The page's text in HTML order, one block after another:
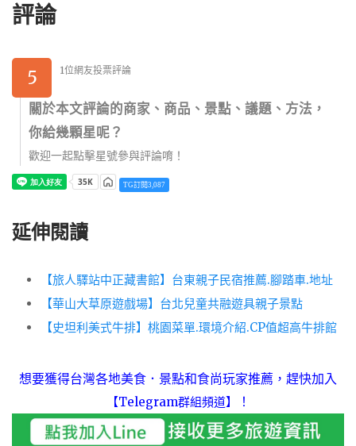
評論
5 1位網友投票評論
關於本文評論的商家、商品、景點、議題、方法，
你給幾顆星呢？
歡迎一起點擊星號參與評論唷！
TG訂閱3,087
延伸閱讀
【旅人驛站中正藏書館】台東親子民宿推薦.腳踏車.地址
【華山大草原遊戲場】台北兒童共融遊具親子景點
【史坦利美式牛排】桃園菜單.環境介紹.CP值超高牛排館
想要獲得台灣各地美食．景點和食尚玩家推薦，趕快加入
【Telegram群組頻道】 ！